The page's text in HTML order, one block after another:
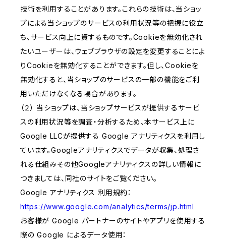
技術を利用することがあります。これらの技術は、当ショッ
プによる当ショップのサービスの利用状況等の把握に役立
ち、サービス向上に資するものです。Cookieを無効化され
たいユーザーは、ウェブブラウザの設定を変更することによ
りCookieを無効化することができます。但し、Cookieを
無効化すると、当ショップのサービスの一部の機能をご利
用いただけなくなる場合があります。
（２） 当ショップは、当ショップサービスが提供するサービ
スの利用状況等を調査・分析するため、本サービス上に
Google LLCが提供する Google アナリティクスを利用し
ています。Googleアナリティクスでデータが収集、処理さ
れる仕組みその他Googleアナリティクスの詳しい情報に
つきましては、同社のサイトをご覧ください。
Google アナリティクス 利用規約：
https://www.google.com/analytics/terms/jp.html
お客様が Google パートナーのサイトやアプリを使用する
際の Google によるデータ使用：